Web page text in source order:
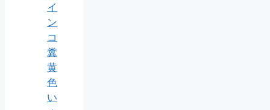
イ
ン
コ
糞
黄
色
い